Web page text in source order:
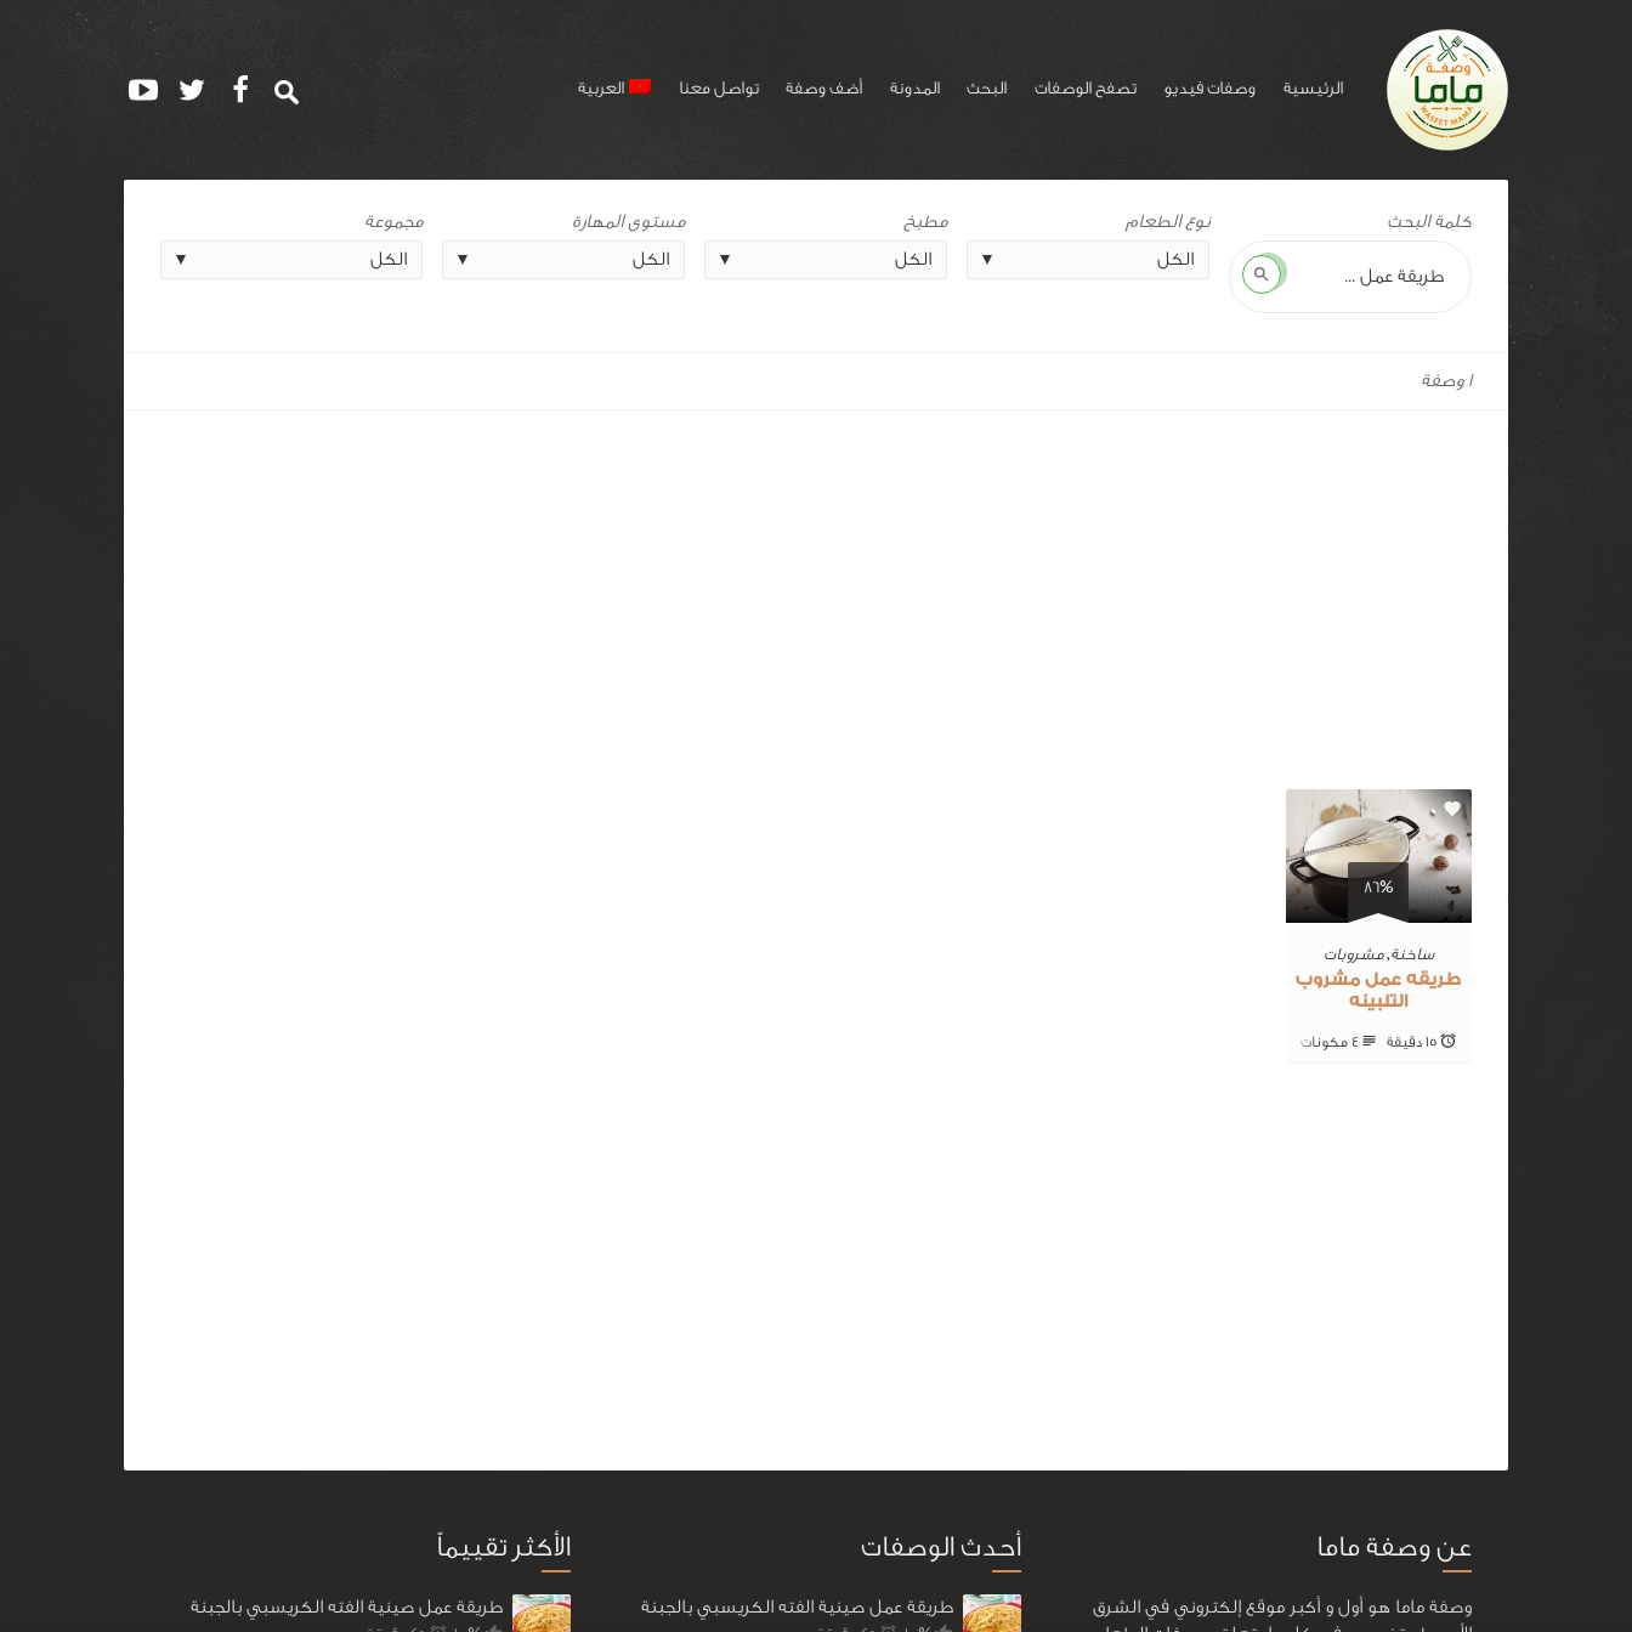
الرئيسية وصفات فيديو تصفح الوصفات البحث المدونة أضف وصفة تواصل معنا العربية
للوصفة:
التلبينه
كلمة البحث
بحث
مطبخ
مستوى المهارة
مجموعة
1 وصفة
86%
0
ساخنة,مشروبات
طريقه عمل مشروب
التلبينه
15 ‎دقيقة 4 ‎مكونات
الأكثر تقييماً
طريقة عمل صينية الفته الكريسبي بالجبنة
أحدث الوصفات
طريقة عمل صينية الفته الكريسبي بالجبنة
عن وصفة ماما
وصفة ماما هو أول و أكبر موقع إلكتروني في الشرق